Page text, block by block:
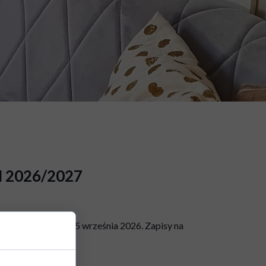
2026/2027
ruszają już od 15 września 2026. Zapisy na